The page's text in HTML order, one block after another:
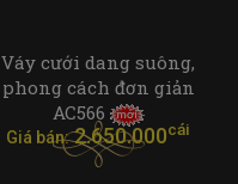
Váy cưới dang suông,
phong cách đơn giản
AC566
Giá bán:2.650.000cái